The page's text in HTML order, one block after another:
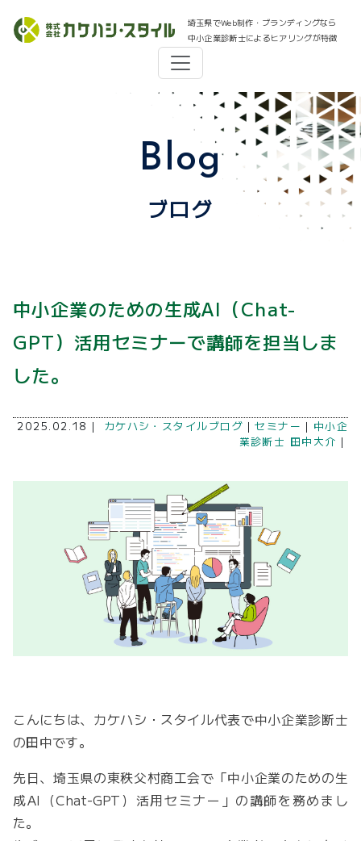
埼玉県でWeb制作・ブランディングなら
中小企業診断士によるヒアリングが特徴
Blog
ブログ
中小企業のための生成AI（Chat-
GPT）活用セミナーで講師を担当しま
した。
2025.02.18｜ カケハシ・スタイルブログ ｜セミナー ｜ 中小企
業診断士 田中大介 ｜
こんにちは、カケハシ・スタイル代表で中小企業診断士
の田中です。
先日、埼玉県の東秩父村商工会で「中小企業のための生
成AI（Chat-GPT）活用セミナー」の講師を務めまし
た。